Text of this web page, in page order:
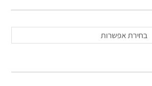
בחירת אפשרות